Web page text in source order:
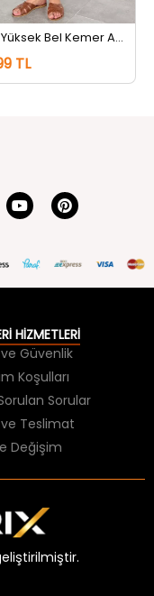
Kadın Yüksek Bel Kemer Aksesuarlı Jean Kot Pantolon Lacivert Tint
TL
HİZMETLERİ
ve Güvenlik
Koşulları
Sorular
Teslimat
Değişim